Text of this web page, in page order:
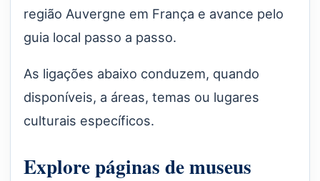
região Auvergne em França e avance pelo
guia local passo a passo.
As ligações abaixo conduzem, quando
disponíveis, a áreas, temas ou lugares
culturais específicos.
Explore páginas de museus